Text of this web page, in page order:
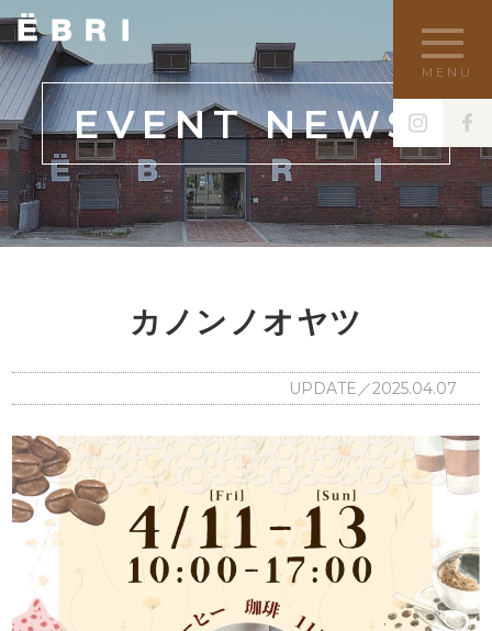
MENU
EVENT NEWS
カノンノオヤツ
UPDATE／2025.04.07